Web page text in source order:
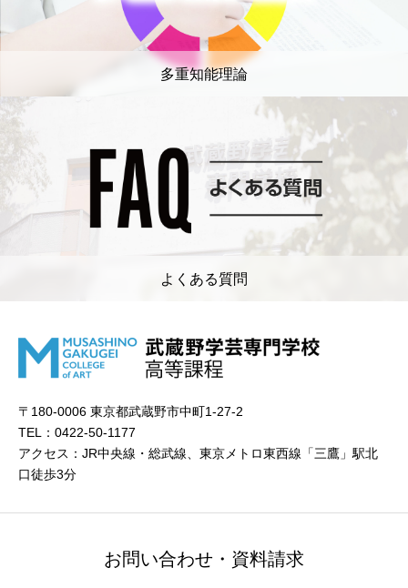
多重知能理論
よくある質問
〒180-0006 東京都武蔵野市中町1-27-2
TEL：0422-50-1177
アクセス：JR中央線・総武線、東京メトロ東西線「三鷹」駅北
口徒歩3分
お問い合わせ・資料請求